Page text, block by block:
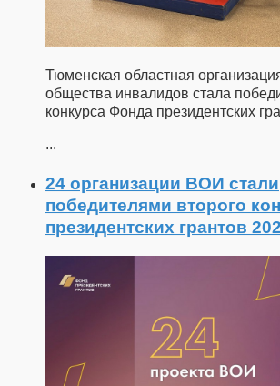
Тюменская областная
общества инвалидов стала
конкурса Фонда президентских
...
24 организации ВОИ стали
победителями второго
президентских грантов